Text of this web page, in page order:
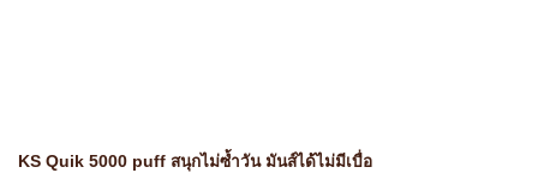
KS Quik 5000 puff สนุกไม่ซ้ำวัน มันส์ได้ไม่มีเบื่อ